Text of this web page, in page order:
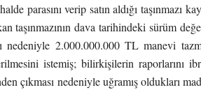
parasını verip satın aldığı taşınmazı
taşınmazının dava tarihindeki sürüm
nedeniyle 2.000.000.000 TL manevi
istemiş; bilirkişilerin raporlarını
çıkması nedeniyle uğramış oldukları